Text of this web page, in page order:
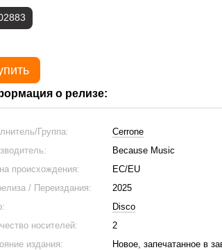
о релизе:
Группа:
Cerrone
Because Music
происхождения:
ЕС/EU
/ Переиздания:
2025
Disco
носителей:
2
издания:
Новое, запечатанное в